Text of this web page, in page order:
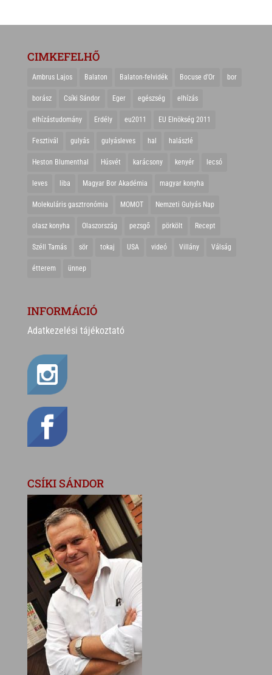
CIMKEFELHŐ
Ambrus Lajos Balaton Balaton-felvidék Bocuse d'Or bor
borász Csíki Sándor Eger egészség elhízás
elhízástudomány Erdély eu2011 EU Elnökség 2011
Fesztivál gulyás gulyásleves hal halászlé
Heston Blumenthal Húsvét karácsony kenyér lecsó
leves liba Magyar Bor Akadémia magyar konyha
Molekuláris gasztronómia MOMOT Nemzeti Gulyás Nap
olasz konyha Olaszország pezsgő pörkölt Recept
Széll Tamás sör tokaj USA videó Villány Válság
étterem ünnep
INFORMÁCIÓ
Adatkezelési tájékoztató
CSÍKI SÁNDOR